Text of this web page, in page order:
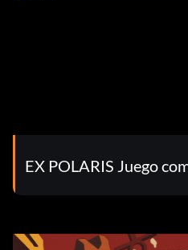
EX POLARIS Juego